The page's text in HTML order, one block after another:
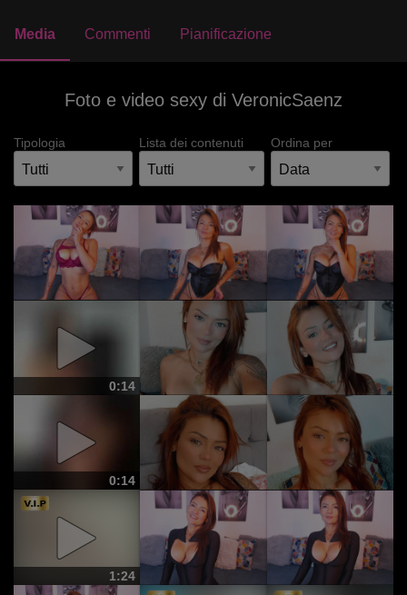
Media Commenti Pianificazione
Foto e video sexy di VeronicSaenz
Tipologia Lista dei contenuti Ordina per
0:14
0:14
1:24